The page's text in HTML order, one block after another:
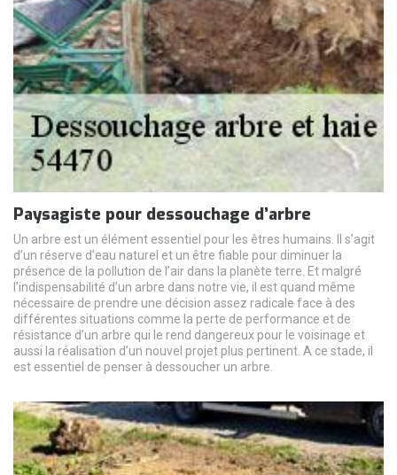
Paysagiste pour dessouchage d’arbre
Un arbre est un élément essentiel pour les êtres humains. Il s’agit
d’un réserve d’eau naturel et un être fiable pour diminuer la
présence de la pollution de l’air dans la planète terre. Et malgré
l’indispensabilité d’un arbre dans notre vie, il est quand même
nécessaire de prendre une décision assez radicale face à des
différentes situations comme la perte de performance et de
résistance d’un arbre qui le rend dangereux pour le voisinage et
aussi la réalisation d’un nouvel projet plus pertinent. A ce stade, il
est essentiel de penser à dessoucher un arbre.